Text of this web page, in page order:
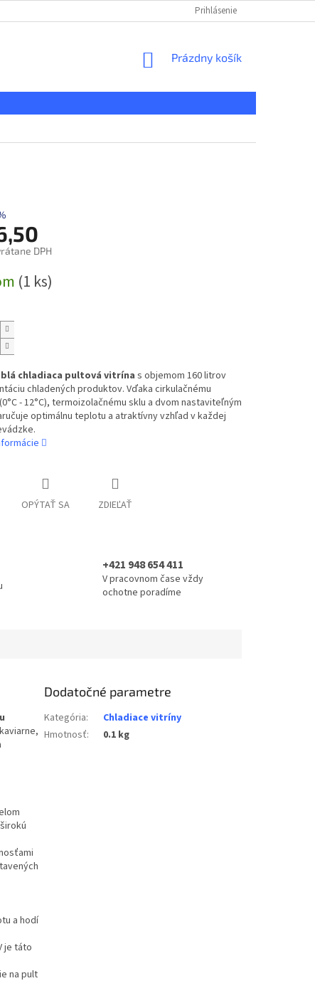
DOPRAVA A PLATBA
Prihlásenie
NÁKUPNÝ
Prázdny košík
DPH
(1 ks)
chladiaca pultová vitrínas objemom 160 litrov
chladených produktov. Vďaka cirkulačnému
- 12°C), termoizolačnému sklu a dvom nastaviteľným
optimálnu teplotu a atraktívny vzhľad v každej
OPÝTAŤ SA ZDIEĽAŤ
+421 948 654 411
V pracovnom čase vždy
ochotne poradíme
a hodí
je táto
na pult
Dodatočné parametre
Kategória:
Chladiace vitríny
Hmotnosť: 0.1 kg